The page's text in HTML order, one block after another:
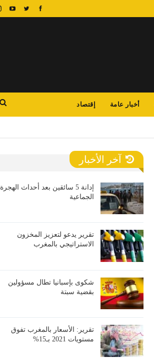
أخبار عامة إقتصاد
آخر الأخبار
إدانة 5 سائقين بعد أحداث الهجرة
الجماعية
تقرير يدعو لتعزيز المخزون
الاستراتيجي بالمغرب
شكوى بإسبانيا تطال مسؤولين
بقضية سبتة
تقرير: الأسعار بالمغرب تفوق
مستويات 2021 بـ15%